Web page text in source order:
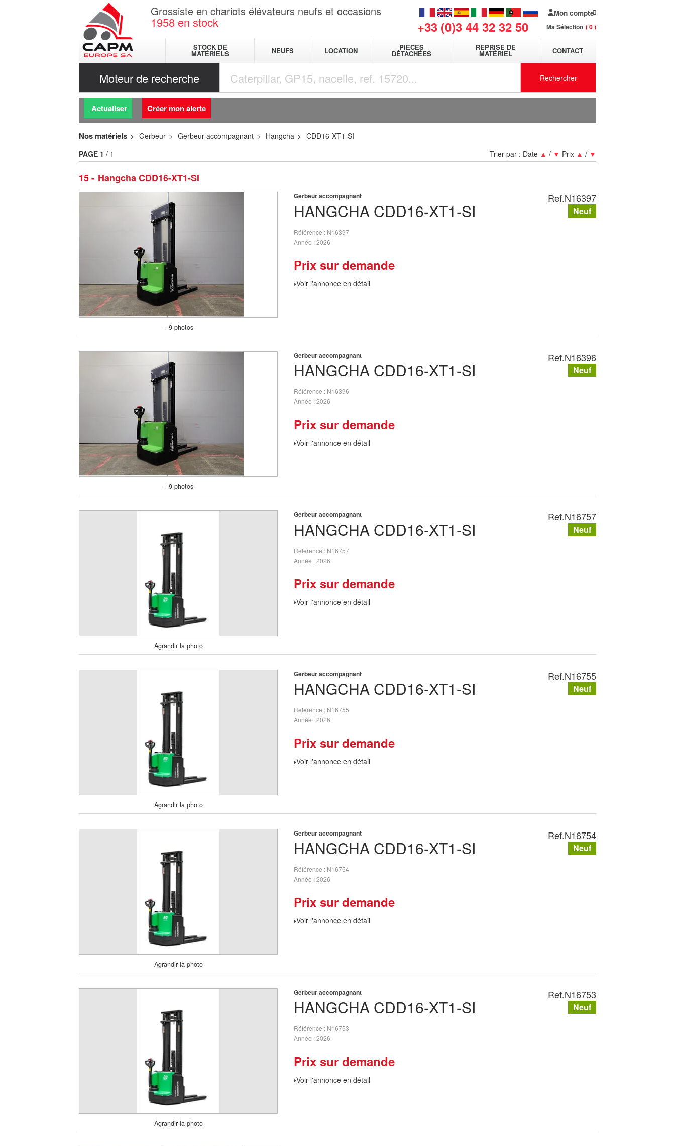
Grossiste en chariots élévateurs neufs et occasions
1958 en stock +33 (0)3 44 32 32 50
Mon compte
Ma Sélection 0
STOCK DE
MATÉRIELS NEUFS LOCATION PIÈCES
DÉTACHÉES
REPRISE DE
MATÉRIEL CONTACT
Moteur de recherche Rechercher
Actualiser Créer mon alerte
Nos matériels Gerbeur Gerbeur accompagnant Hangcha CDD16-XT1-SI
15 Hangcha CDD16-XT1-SI
Trier par : Date ▲ / ▼ Prix ▲ / ▼
PAGE 1 / 1
+ 9 photos
HANGCHA CDD16-XT1-SI
Gerbeur accompagnant
Référence
N16397
Année 2026
Prix sur demande
Voir l'annonce en détail
Ref.N16397
Neuf
+ 9 photos
HANGCHA CDD16-XT1-SI
Gerbeur accompagnant
Référence
N16396
Année 2026
Prix sur demande
Voir l'annonce en détail
Ref.N16396
Neuf
Agrandir la photo
HANGCHA CDD16-XT1-SI
Gerbeur accompagnant
Référence
N16757
Année 2026
Prix sur demande
Voir l'annonce en détail
Ref.N16757
Neuf
Agrandir la photo
HANGCHA CDD16-XT1-SI
Gerbeur accompagnant
Référence
N16755
Année 2026
Prix sur demande
Voir l'annonce en détail
Ref.N16755
Neuf
Agrandir la photo
HANGCHA CDD16-XT1-SI
Gerbeur accompagnant
Référence
N16754
Année 2026
Prix sur demande
Voir l'annonce en détail
Ref.N16754
Neuf
Agrandir la photo
HANGCHA CDD16-XT1-SI
Gerbeur accompagnant
Référence
N16753
Année 2026
Prix sur demande
Voir l'annonce en détail
Ref.N16753
Neuf